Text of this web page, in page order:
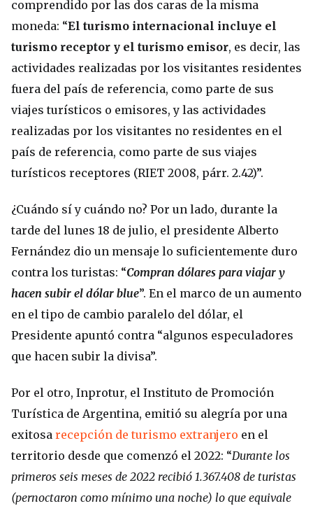
comprendido por las dos caras de la misma
moneda: “El turismo internacional incluye el
turismo receptor y el turismo emisor, es decir, las
actividades realizadas por los visitantes residentes
fuera del país de referencia, como parte de sus
viajes turísticos o emisores, y las actividades
realizadas por los visitantes no residentes en el
país de referencia, como parte de sus viajes
turísticos receptores (RIET 2008, párr. 2.42)”.
¿Cuándo sí y cuándo no? Por un lado, durante la
tarde del lunes 18 de julio, el presidente Alberto
Fernández dio un mensaje lo suficientemente duro
contra los turistas: “Compran dólares para viajar y
hacen subir el dólar blue”. En el marco de un aumento
en el tipo de cambio paralelo del dólar, el
Presidente apuntó contra “algunos especuladores
que hacen subir la divisa”.
Por el otro, Inprotur, el Instituto de Promoción
Turística de Argentina, emitió su alegría por una
exitosa recepción de turismo extranjero en el
territorio desde que comenzó el 2022: “Durante los
primeros seis meses de 2022 recibió 1.367.408 de turistas
(pernoctaron como mínimo una noche) lo que equivale